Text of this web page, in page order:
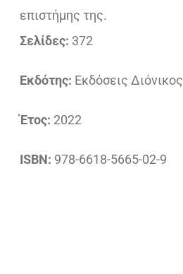
επιστήμης της.
Σελίδες: 372
Εκδότης: Εκδόσεις Διόνικος
Έτος: 2022
ISBN: 978-6618-5665-02-9